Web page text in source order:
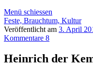
Menü schiessen
Feste, Brauchtum, Kultur
Veröffentlicht am 3. April
Kommentare 8
Heinrich der